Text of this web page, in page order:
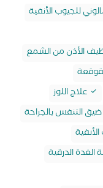
للجيوب الأنفية
الأذن من الشمع
علاج اللوز
التنفس بالجراحة
الغدة الدرقية